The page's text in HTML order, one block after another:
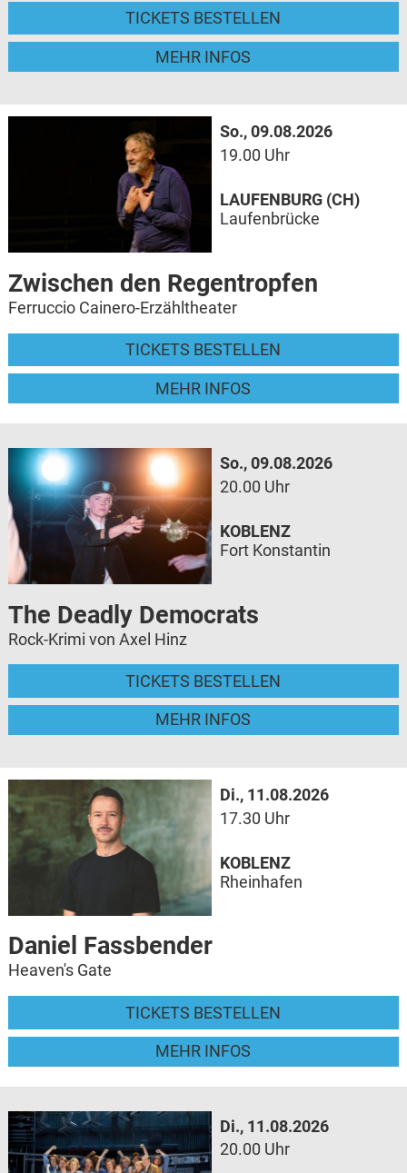
TICKETS BESTELLEN
MEHR INFOS
So., 09.08.2026
19.00 Uhr
Zwischen den Regentropfen
Ferruccio Cainero-Erzähltheater
TICKETS BESTELLEN
MEHR INFOS
LAUFENBURG (CH)
Laufenbrücke
So., 09.08.2026
20.00 Uhr
The Deadly Democrats
Rock-Krimi von Axel Hinz
TICKETS BESTELLEN
MEHR INFOS
KOBLENZ
Fort Konstantin
Di., 11.08.2026
17.30 Uhr
Daniel Fassbender
Heaven's Gate
TICKETS BESTELLEN
MEHR INFOS
KOBLENZ
Rheinhafen
Di., 11.08.2026
20.00 Uhr